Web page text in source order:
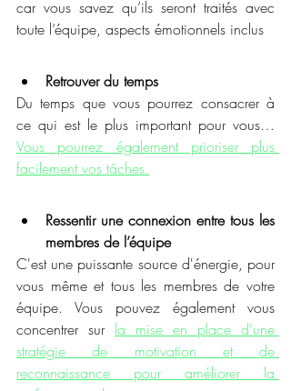
car vous savez qu’ils seront traités avec
toute l’équipe, aspects émotionnels inclus
Retrouver du temps
Du temps que vous pourrez consacrer à
Vous pourrez également prioriser plus
facilement vos tâches.
Ressentir une connexion entre tous les
membres de l’équipe
C'est une puissante source d'énergie, pour
vous même et tous les membres de votre
équipe. Vous pouvez également vous
concentrer sur la mise en place d'une
stratégie de motivation et de
reconnaissance pour améliorer la